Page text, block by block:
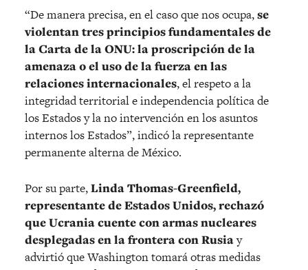
“De manera precisa, en el caso que nos ocupa,se
violentan tres principios fundamentales de
la Carta de la ONU: la proscripción de la
amenaza o el uso de la fuerza en las
relaciones internacionales, el respeto a la
integridad territorial e independencia política de
los Estados y la no intervención en los asuntos
internos los Estados”, indicó la representante
permanente alterna de México.
Por su parte,Linda Thomas-Greenfield,
representante de Estados Unidos, rechazó
que Ucrania cuente con armas nucleares
desplegadas en la frontera con Rusiay
advirtió que Washington tomará otras medidas